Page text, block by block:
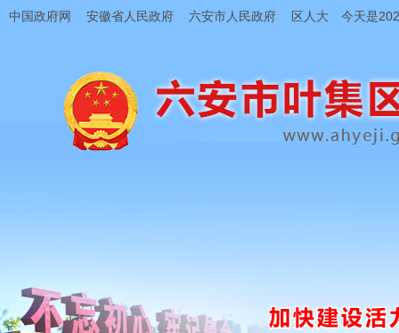
中国政府网 安徽省人民政府 六安市人民政府 区人大 今天是